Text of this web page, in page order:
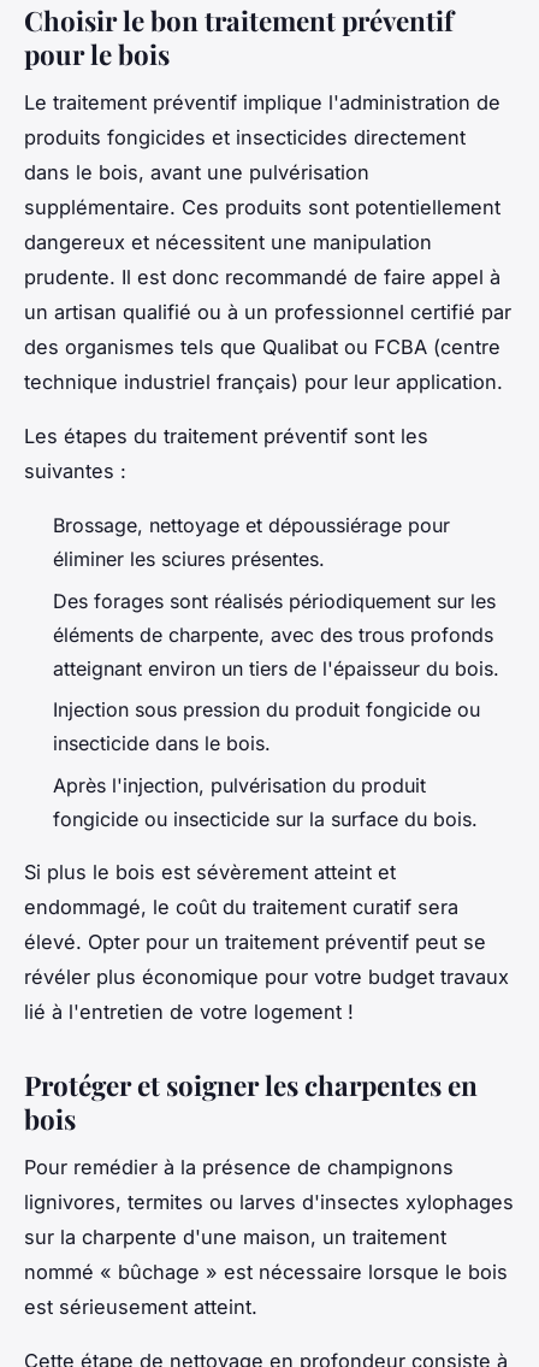
Choisir le bon traitement préventif
pour le bois
Le traitement préventif implique l'administration de
produits fongicides et insecticides directement
dans le bois, avant une pulvérisation
supplémentaire. Ces produits sont potentiellement
dangereux et nécessitent une manipulation
prudente. Il est donc recommandé de faire appel à
un artisan qualifié ou à un professionnel certifié par
des organismes tels que Qualibat ou FCBA (centre
technique industriel français) pour leur application.
Les étapes du traitement préventif sont les
suivantes :
Brossage, nettoyage et dépoussiérage pour
éliminer les sciures présentes.
Des forages sont réalisés périodiquement sur les
éléments de charpente, avec des trous profonds
atteignant environ un tiers de l'épaisseur du bois.
Injection sous pression du produit fongicide ou
insecticide dans le bois.
Après l'injection, pulvérisation du produit
fongicide ou insecticide sur la surface du bois.
Si plus le bois est sévèrement atteint et
endommagé, le coût du traitement curatif sera
élevé. Opter pour un traitement préventif peut se
révéler plus économique pour votre budget travaux
lié à l'entretien de votre logement !
Protéger et soigner les charpentes en
bois
Pour remédier à la présence de champignons
lignivores, termites ou larves d'insectes xylophages
sur la charpente d'une maison, un traitement
nommé « bûchage » est nécessaire lorsque le bois
est sérieusement atteint.
Cette étape de nettoyage en profondeur consiste à